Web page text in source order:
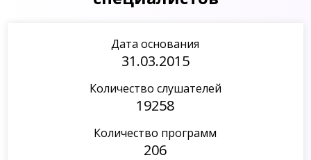
Дата основания
31.03.2015
Количество слушателей
19258
Количество программ
206